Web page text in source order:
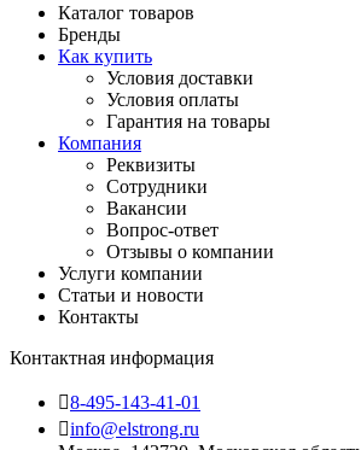
Каталог товаров
Бренды
Как купить
Условия доставки
Условия оплаты
Гарантия на товары
Компания
Реквизиты
Сотрудники
Вакансии
Вопрос-ответ
Отзывы о компании
Услуги компании
Статьи и новости
Контакты
Контактная информация
8-495-143-41-01
info@elstrong.ru